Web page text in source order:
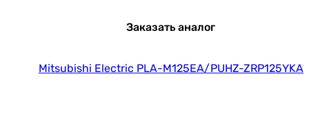
Заказать аналог
Mitsubishi Electric PLA-M125EA/PUHZ-ZRP125YKA